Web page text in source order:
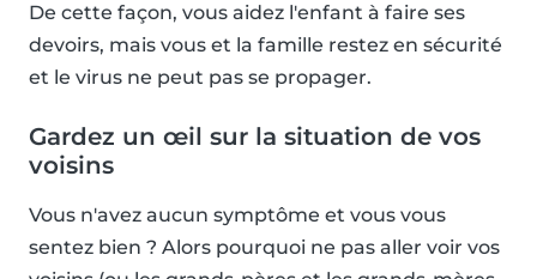
De cette façon, vous aidez l'enfant à faire ses
devoirs, mais vous et la famille restez en sécurité
et le virus ne peut pas se propager.
Gardez un œil sur la situation de vos
voisins
Vous n'avez aucun symptôme et vous vous
sentez bien ? Alors pourquoi ne pas aller voir vos